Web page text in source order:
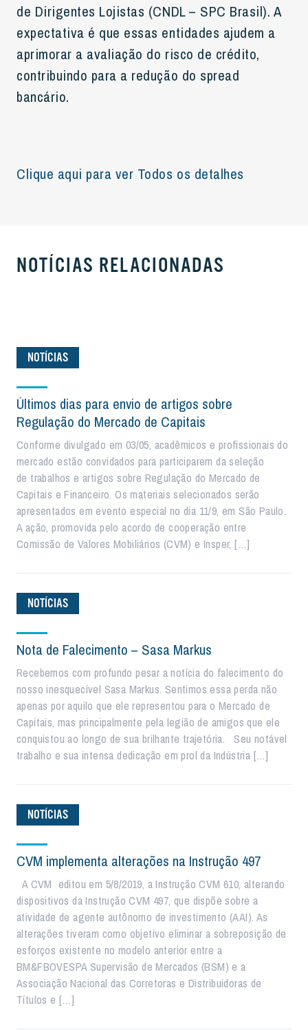
de Dirigentes Lojistas (CNDL – SPC Brasil). A
expectativa é que essas entidades ajudem a
aprimorar a avaliação do risco de crédito,
contribuindo para a redução do spread
bancário.
Clique aqui para ver Todos os detalhes
NOTÍCIAS RELACIONADAS
NOTÍCIAS
Últimos dias para envio de artigos sobre
Regulação do Mercado de Capitais
Conforme divulgado em 03/05, acadêmicos e profissionais do
mercado estão convidados para participarem da seleção
de trabalhos e artigos sobre Regulação do Mercado de
Capitais e Financeiro. Os materiais selecionados serão
apresentados em evento especial no dia 11/9, em São Paulo.
A ação, promovida pelo acordo de cooperação entre
Comissão de Valores Mobiliários (CVM) e Insper, […]
NOTÍCIAS
Nota de Falecimento – Sasa Markus
Recebemos com profundo pesar a notícia do falecimento do
nosso inesquecível Sasa Markus. Sentimos essa perda não
apenas por aquilo que ele representou para o Mercado de
Capitais, mas principalmente pela legião de amigos que ele
conquistou ao longo de sua brilhante trajetória. Seu notável
trabalho e sua intensa dedicação em prol da Indústria […]
NOTÍCIAS
CVM implementa alterações na Instrução 497
A CVM editou em 5/8/2019, a Instrução CVM 610, alterando
dispositivos da Instrução CVM 497, que dispõe sobre a
atividade de agente autônomo de investimento (AAI). As
alterações tiveram como objetivo eliminar a sobreposição de
esforços existente no modelo anterior entre a
BM&FBOVESPA Supervisão de Mercados (BSM) e a
Associação Nacional das Corretoras e Distribuidoras de
Títulos e […]